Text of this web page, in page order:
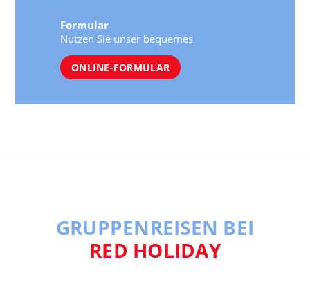
Formular
Nutzen Sie unser bequemes
ONLINE-FORMULAR
GRUPPENREISEN BEI
RED HOLIDAY